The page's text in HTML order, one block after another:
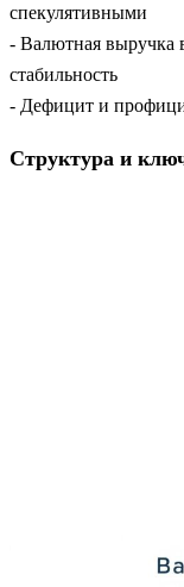
спекулятивными
- Валютная выручка
стабильность
- Дефицит и
Структура и